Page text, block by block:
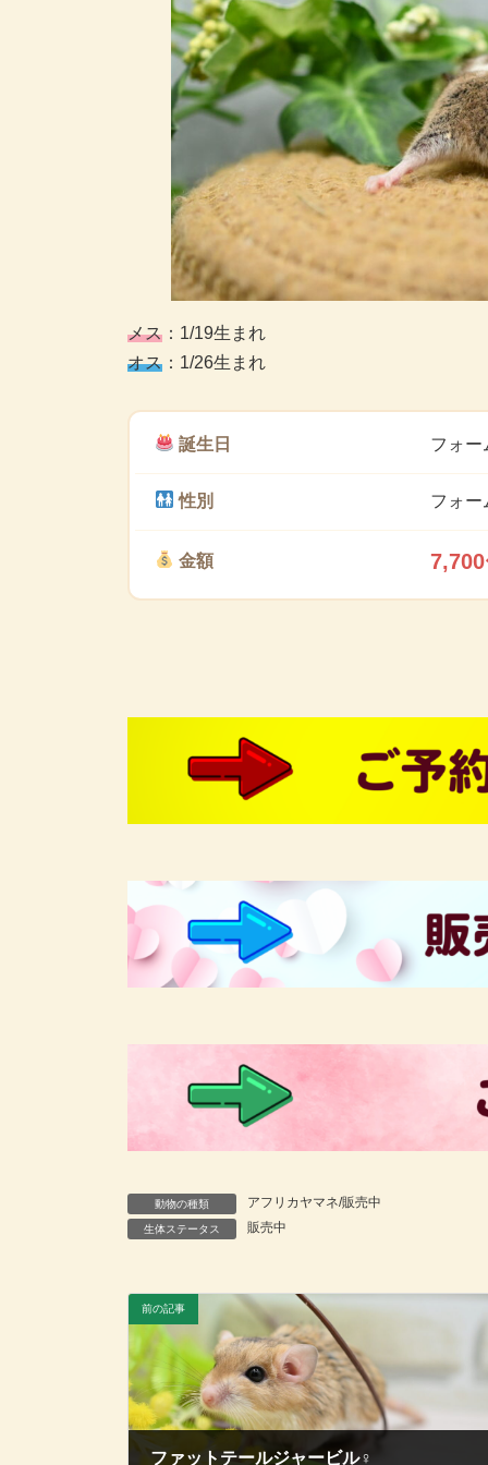
メス ：1/19生まれ
オス ：1/26生まれ
誕生日 フォー
性別 フォー
金額
動物の種類 アフリカヤマネ/販売中
生体ステータス 販売中
前の記事
ファットテールジャービル♀